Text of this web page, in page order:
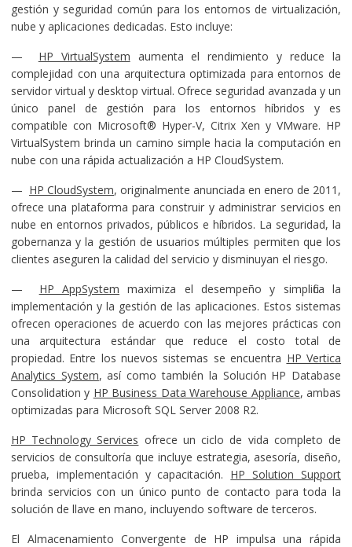
gestión y seguridad común para los entornos de virtualización,
nube y aplicaciones dedicadas. Esto incluye:
— HP VirtualSystem aumenta el rendimiento y reduce la
complejidad con una arquitectura optimizada para entornos de
servidor virtual y desktop virtual. Ofrece seguridad avanzada y un
único panel de gestión para los entornos híbridos y es
compatible con Microsoft® Hyper-V, Citrix Xen y VMware. HP
VirtualSystem brinda un camino simple hacia la computación en
nube con una rápida actualización a HP CloudSystem.
— HP CloudSystem, originalmente anunciada en enero de 2011,
ofrece una plataforma para construir y administrar servicios en
nube en entornos privados, públicos e híbridos. La seguridad, la
gobernanza y la gestión de usuarios múltiples permiten que los
clientes aseguren la calidad del servicio y disminuyan el riesgo.
— HP AppSystem maximiza el desempeño y simplifica la
implementación y la gestión de las aplicaciones. Estos sistemas
ofrecen operaciones de acuerdo con las mejores prácticas con
una arquitectura estándar que reduce el costo total de
propiedad. Entre los nuevos sistemas se encuentra HP Vertica
Analytics System, así como también la Solución HP Database
Consolidation y HP Business Data Warehouse Appliance, ambas
optimizadas para Microsoft SQL Server 2008 R2.
HP Technology Services ofrece un ciclo de vida completo de
servicios de consultoría que incluye estrategia, asesoría, diseño,
prueba, implementación y capacitación. HP Solution Support
brinda servicios con un único punto de contacto para toda la
solución de llave en mano, incluyendo software de terceros.
El Almacenamiento Convergente de HP impulsa una rápida